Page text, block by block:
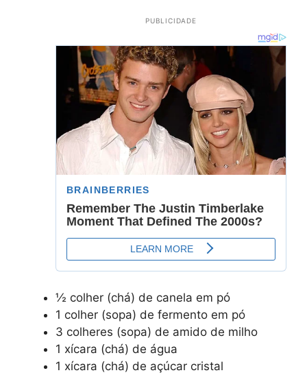
PUBLICIDADE
½ colher (chá) de canela em pó
1 colher (sopa) de fermento em pó
3 colheres (sopa) de amido de milho
1 xícara (chá) de água
1 xícara (chá) de açúcar cristal